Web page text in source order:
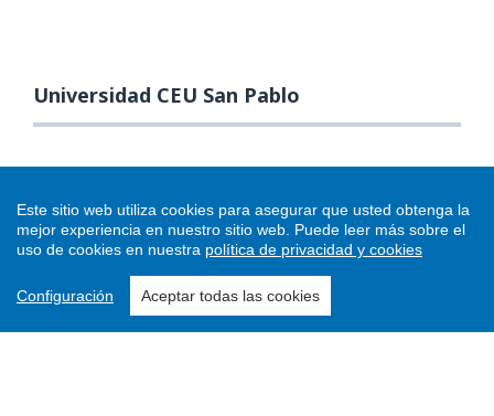
Universidad CEU San Pablo
Este sitio web utiliza cookies para asegurar que usted obtenga la
mejor experiencia en nuestro sitio web. Puede leer más sobre el
uso de cookies en nuestra política de privacidad y cookies
Configuración Aceptar todas las cookies